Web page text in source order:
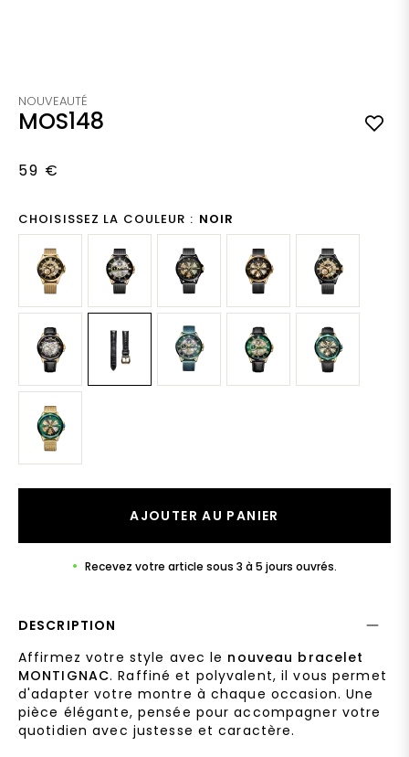
NOUVEAUTÉ
MOS148
59 €
CHOISISSEZ LA COULEUR : NOIR
AJOUTER AU PANIER
Recevez votre article sous 3 à 5 jours ouvrés.
DESCRIPTION
Affirmez votre style avec le nouveau bracelet
MONTIGNAC. Raffiné et polyvalent, il vous permet
d'adapter votre montre à chaque occasion. Une
pièce élégante, pensée pour accompagner votre
quotidien avec justesse et caractère.